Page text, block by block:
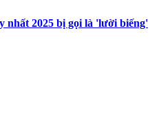
nhất 2025 bị gọi là 'lười biếng'